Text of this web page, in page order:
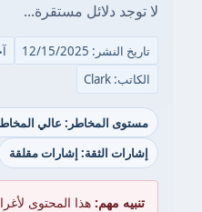
لا توجد دلائل مستقرة...
تاريخ النشر: 12/15/2025
آخر
الكاتب: Clark
مستوى المخاطر: عالي المخاطر
إشارات الثقة: إشارات مقلقة
تنبيه مهم: هذا المحتوى لأغراض